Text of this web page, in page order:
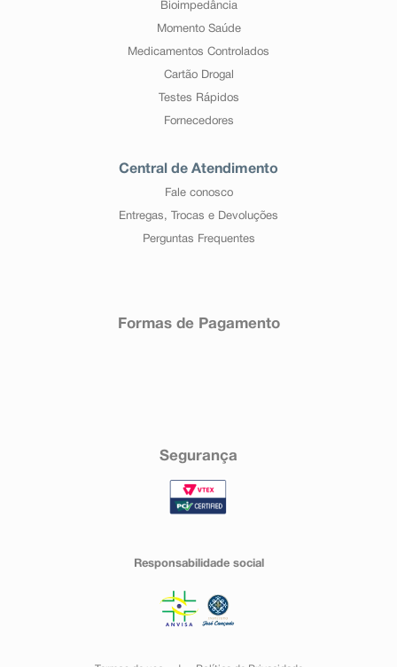
Bioimpedância
Momento Saúde
Medicamentos Controlados
Cartão Drogal
Testes Rápidos
Fornecedores
Central de Atendimento
Fale conosco
Entregas, Trocas e Devoluções
Perguntas Frequentes
Formas de Pagamento
Segurança
Responsabilidade social